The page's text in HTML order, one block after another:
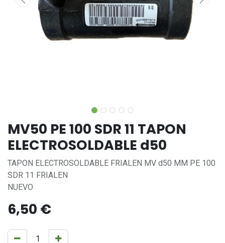
MV50 PE 100 SDR 11 TAPON
ELECTROSOLDABLE d50
TAPON ELECTROSOLDABLE FRIALEN MV d50 ММ PE 100
SDR 11 FRIALEN
NUEVO
6,50 €